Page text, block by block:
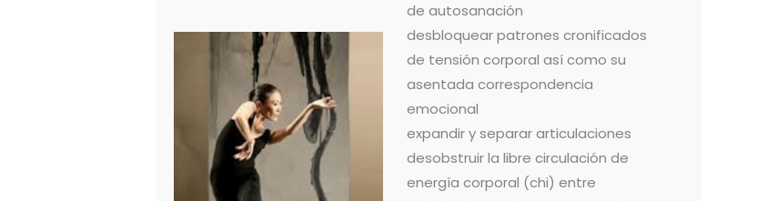
de autosanación
desbloquear patrones cronificados
de tensión corporal así como su
asentada correspondencia
emocional
expandir y separar articulaciones
desobstruir la libre circulación de
energía corporal (chi) entre